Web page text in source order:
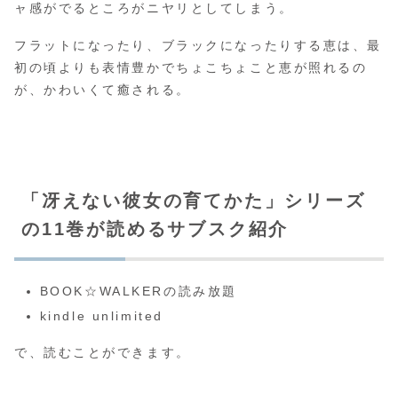
ャ感がでるところがニヤリとしてしまう。
フラットになったり、ブラックになったりする恵は、最
初の頃よりも表情豊かでちょこちょこと恵が照れるの
が、かわいくて癒される。
「冴えない彼女の育てかた」シリーズ
の11巻が読めるサブスク紹介
BOOK☆WALKERの読み放題
kindle unlimited
で、読むことができます。